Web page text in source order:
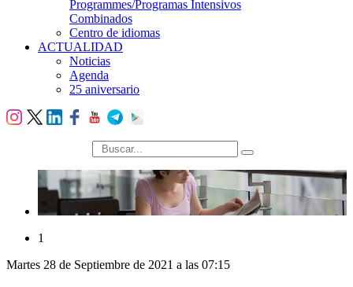
Programmes/Programas Intensivos
Combinados
Centro de idiomas
ACTUALIDAD
Noticias
Agenda
25 aniversario
búsqueda
1
Martes 28 de Septiembre de 2021 a las 07:15